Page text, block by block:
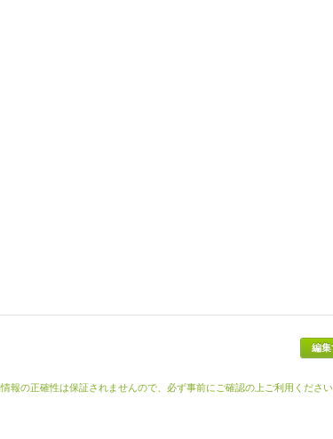
報の正確性は保証されませんので、必ず事前にご確認の上ご利用ください